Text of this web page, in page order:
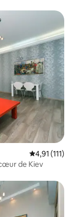
Évaluation
4,91 (111)
cœur de Kiev